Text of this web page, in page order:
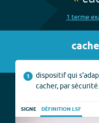
1 terme
1
dispositif qui
cacher, par sécurité.
SIGNE DÉFINITION LSF